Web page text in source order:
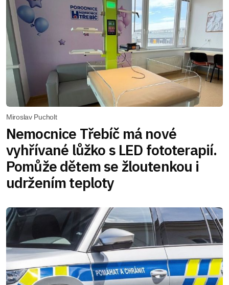
Miroslav Pucholt
Nemocnice Třebíč má nové
vyhřívané lůžko s LED fototerapií.
Pomůže dětem se žloutenkou i
udržením teploty